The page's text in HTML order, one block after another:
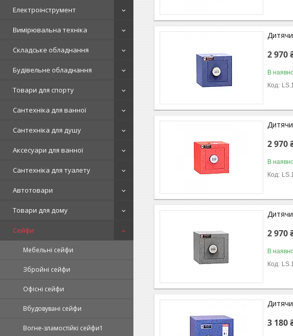
Електроінструмент
Вимірювальна техніка
Складське обладнання
Будівельне обладнання
Товари для спорту
Сантехніка для ванної
Сантехніка для душу
Аксесуари для ванної
Сантехніка для туалету
Автотовари
Товари для дому
Сейфи
Мебельні сейфи
Збройні сейфи
Офісні сейфи
Вбудовувані сейфи
Вогне-зламостійкі сейфи1
2 970
В
2 970
В
2 970
В
3 180